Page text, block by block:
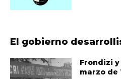
El gobierno
Frondizi
marzo de